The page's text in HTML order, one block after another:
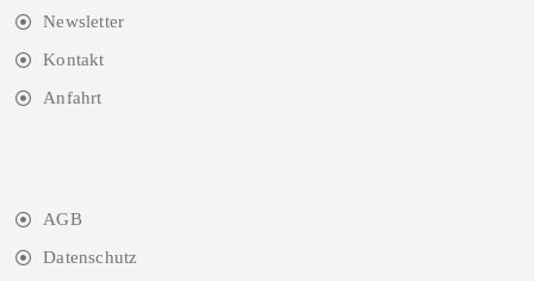
Newsletter
Kontakt
Anfahrt
AGB
Datenschutz